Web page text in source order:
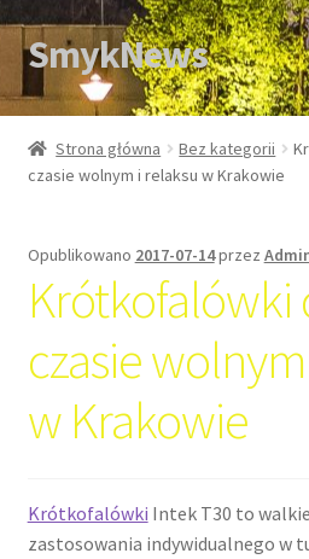
Przejdź
do
nawigacji
Przejdź
do
treści
SmykNews
Strona główna
Strona główna Bez kategorii
czasie wolnym i relaksu w Krakowie
Opublikowano 2017-07-14przez
Krótkofalówki
czasie
w Krakowie
Krótkofalówki Intek T30 to
zastosowania indywidualnego w